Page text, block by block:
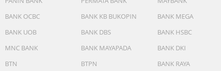
BANK OCBC
BANK KB BUKOPIN
BANK MEGA
BANK UOB
BANK DBS
BANK HSBC
MNC BANK
BANK MAYAPADA
BANK DKI
BTN
BTPN BANK RAYA